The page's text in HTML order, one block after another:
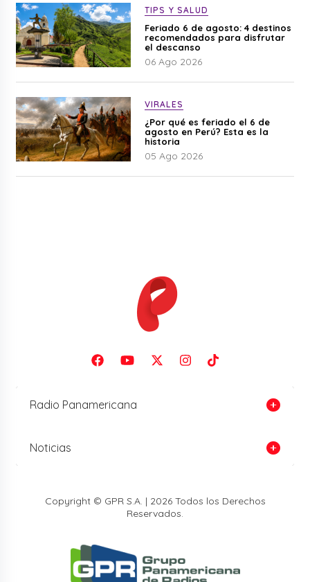
TIPS Y SALUD
Feriado 6 de agosto: 4 destinos
recomendados para disfrutar
el descanso
06 Ago 2026
VIRALES
¿Por qué es feriado el 6 de
agosto en Perú? Esta es la
historia
05 Ago 2026
Radio Panamericana
Noticias
Copyright © GPR S.A. | 2026 Todos los Derechos
Reservados.